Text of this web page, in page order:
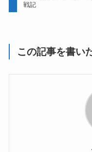
戦記
この記事を書い